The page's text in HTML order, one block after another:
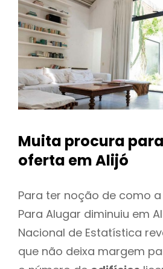
Muita procura
oferta em Alijó
Para ter noção de como a
Para Alugar diminuiu em
Nacional de Estatística
que não deixa margem